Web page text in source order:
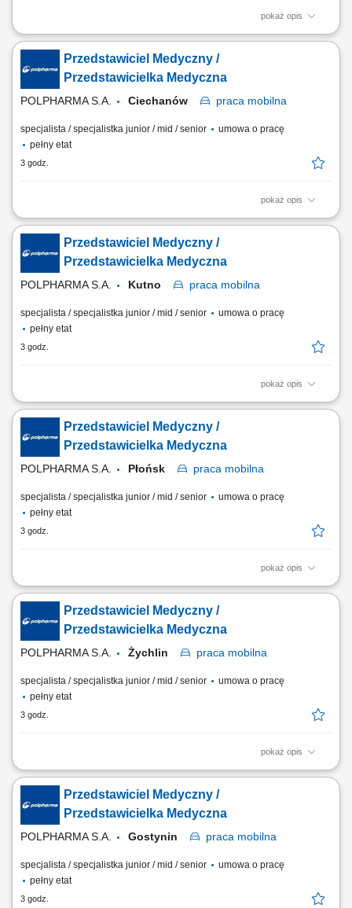
pokaż opis
Zakres obowiązków: Rozwijanie współpracy z lekarzami oraz
prezentowanie produktów farmaceutycznych na wyznaczonym
obszarze działania. Budowanie zaufania i trwałych relacji z
przedstawicielami środowiska medycznego. Udział w wydarzeniach
naukowych i branżowych oraz reprezentowanie firmy na...
Przedstawiciel Medyczny /
Przedstawicielka Medyczna
POLPHARMA S.A. Ciechanów praca mobilna
specjalista / specjalistka junior / mid / senior
umowa o pracę
pełny etat
3 godz.
pokaż opis
Zakres obowiązków: Rozwijanie współpracy z lekarzami oraz
prezentowanie produktów farmaceutycznych na wyznaczonym
obszarze działania. Budowanie zaufania i trwałych relacji z
przedstawicielami środowiska medycznego. Udział w wydarzeniach
naukowych i branżowych oraz reprezentowanie firmy na...
Przedstawiciel Medyczny /
Przedstawicielka Medyczna
POLPHARMA S.A. Kutno praca mobilna
specjalista / specjalistka junior / mid / senior
umowa o pracę
pełny etat
3 godz.
pokaż opis
Zakres obowiązków: Rozwijanie współpracy z lekarzami oraz
prezentowanie produktów farmaceutycznych na wyznaczonym
obszarze działania. Budowanie zaufania i trwałych relacji z
przedstawicielami środowiska medycznego. Udział w wydarzeniach
naukowych i branżowych oraz reprezentowanie firmy na...
Przedstawiciel Medyczny /
Przedstawicielka Medyczna
POLPHARMA S.A. Płońsk praca mobilna
specjalista / specjalistka junior / mid / senior
umowa o pracę
pełny etat
3 godz.
pokaż opis
Zakres obowiązków: Rozwijanie współpracy z lekarzami oraz
prezentowanie produktów farmaceutycznych na wyznaczonym
obszarze działania. Budowanie zaufania i trwałych relacji z
przedstawicielami środowiska medycznego. Udział w wydarzeniach
naukowych i branżowych oraz reprezentowanie firmy na...
Przedstawiciel Medyczny /
Przedstawicielka Medyczna
POLPHARMA S.A. Żychlin praca mobilna
specjalista / specjalistka junior / mid / senior
umowa o pracę
pełny etat
3 godz.
pokaż opis
Zakres obowiązków: Rozwijanie współpracy z lekarzami oraz
prezentowanie produktów farmaceutycznych na wyznaczonym
obszarze działania. Budowanie zaufania i trwałych relacji z
przedstawicielami środowiska medycznego. Udział w wydarzeniach
naukowych i branżowych oraz reprezentowanie firmy na...
Przedstawiciel Medyczny /
Przedstawicielka Medyczna
POLPHARMA S.A. Gostynin praca mobilna
specjalista / specjalistka junior / mid / senior
umowa o pracę
pełny etat
3 godz.